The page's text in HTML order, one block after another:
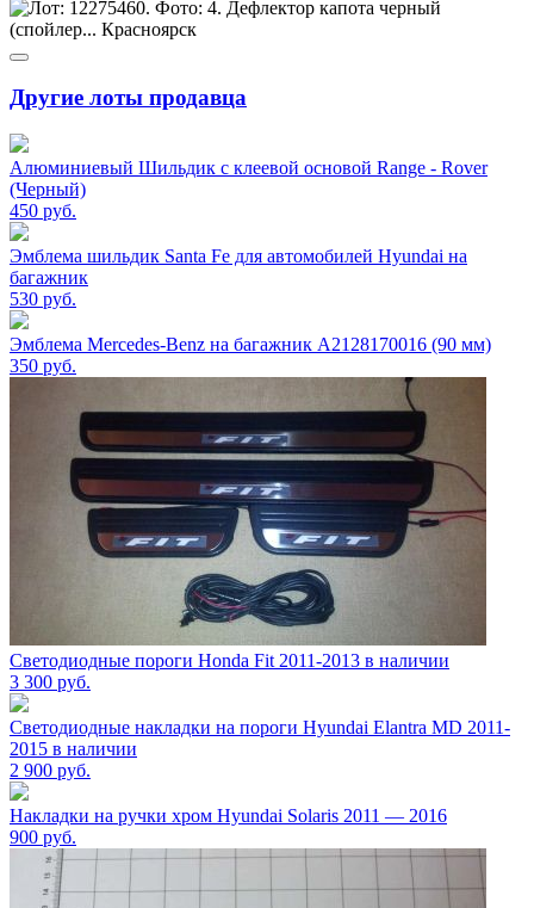
Другие лоты продавца
Алюминиевый Шильдик с клеевой основой Range - Rover
(Черный)
450 руб.
Эмблема шильдик Santa Fe для автомобилей Hyundai на
багажник
530 руб.
Эмблема Mercedes-Benz на багажник A2128170016 (90 мм)
350 руб.
Светодиодные пороги Honda Fit 2011-2013 в наличии
3 300 руб.
Светодиодные накладки на пороги Hyundai Elantra MD 2011-
2015 в наличии
2 900 руб.
Накладки на ручки хром Hyundai Solaris 2011 — 2016
900 руб.